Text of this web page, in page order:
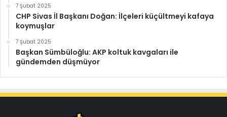
7 Şubat 2025
CHP Sivas İl Başkanı Doğan: İlçeleri küçültmeyi kafaya
koymuşlar
7 Şubat 2025
Başkan Sümbüloğlu: AKP koltuk kavgaları ile
gündemden düşmüyor